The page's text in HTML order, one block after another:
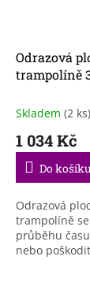
Odrazová
trampolíně
Skladem (2 ks)
1 034 Kč
Do košíku
Odrazová
trampolíně
průběhu
nebo